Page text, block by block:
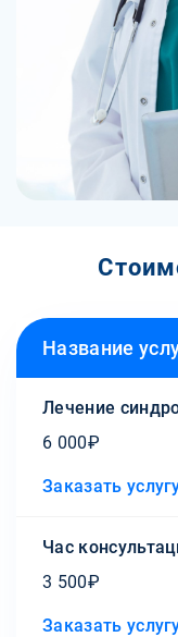
Название
Лечение
6 000₽
Заказать
Час
3 500₽
Заказать